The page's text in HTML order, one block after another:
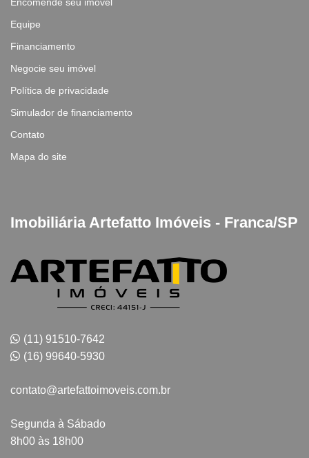
Equipe
Financiamento
Negocie seu imóvel
Política de privacidade
Simulador de financiamento
Contato
Mapa do site
Imobiliária Artefatto Imóveis - Franca/SP
(11) 91510-7642
(16) 99640-5930
contato@artefattoimoveis.com.br
Segunda à Sábado
8h00 às 18h00